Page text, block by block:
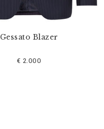
Gessato Blazer
€ 2.000